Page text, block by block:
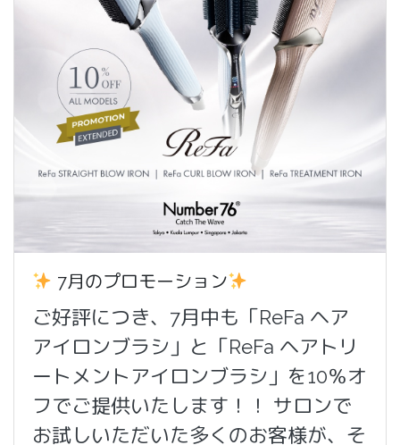
7月のプロモーション
ご好評につき、7月中も「ReFa ヘア
アイロンブラシ」と「ReFa ヘアトリ
ートメントアイロンブラシ」を10％オ
フでご提供いたします！！ サロンで
お試しいただいた多くのお客様が、そ